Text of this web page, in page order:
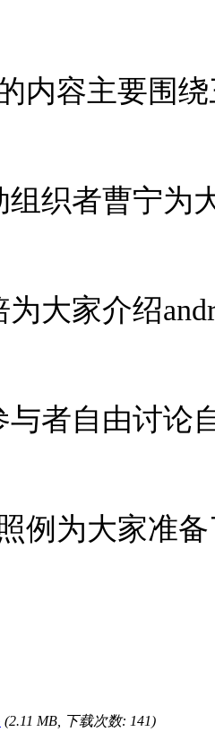
内容主要围
组织者曹宁为
为大家介绍
与者自由讨论
例为大家准
(2.11 MB, 下载次数: 141)